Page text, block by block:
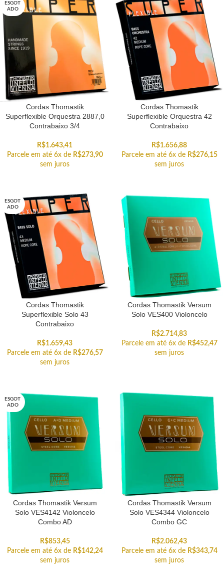
ESGOT
ADO
Cordas Thomastik
Superflexible Orquestra 2887,0
Contrabaixo 3/4
R$1.643,41
Parcele em até 6x de R$273,90
sem juros
Cordas Thomastik
Superflexible Orquestra 42
Contrabaixo
R$1.656,88
Parcele em até 6x de R$276,15
sem juros
ESGOT
ADO
Cordas Thomastik
Superflexible Solo 43
Contrabaixo
R$1.659,43
Parcele em até 6x de R$276,57
sem juros
Cordas Thomastik Versum
Solo VES400 Violoncelo
R$2.714,83
Parcele em até 6x de R$452,47
sem juros
ESGOT
ADO
Cordas Thomastik Versum
Solo VES4142 Violoncelo
Combo AD
R$853,45
Parcele em até 6x de R$142,24
sem juros
Cordas Thomastik Versum
Solo VES4344 Violoncelo
Combo GC
R$2.062,43
Parcele em até 6x de R$343,74
sem juros